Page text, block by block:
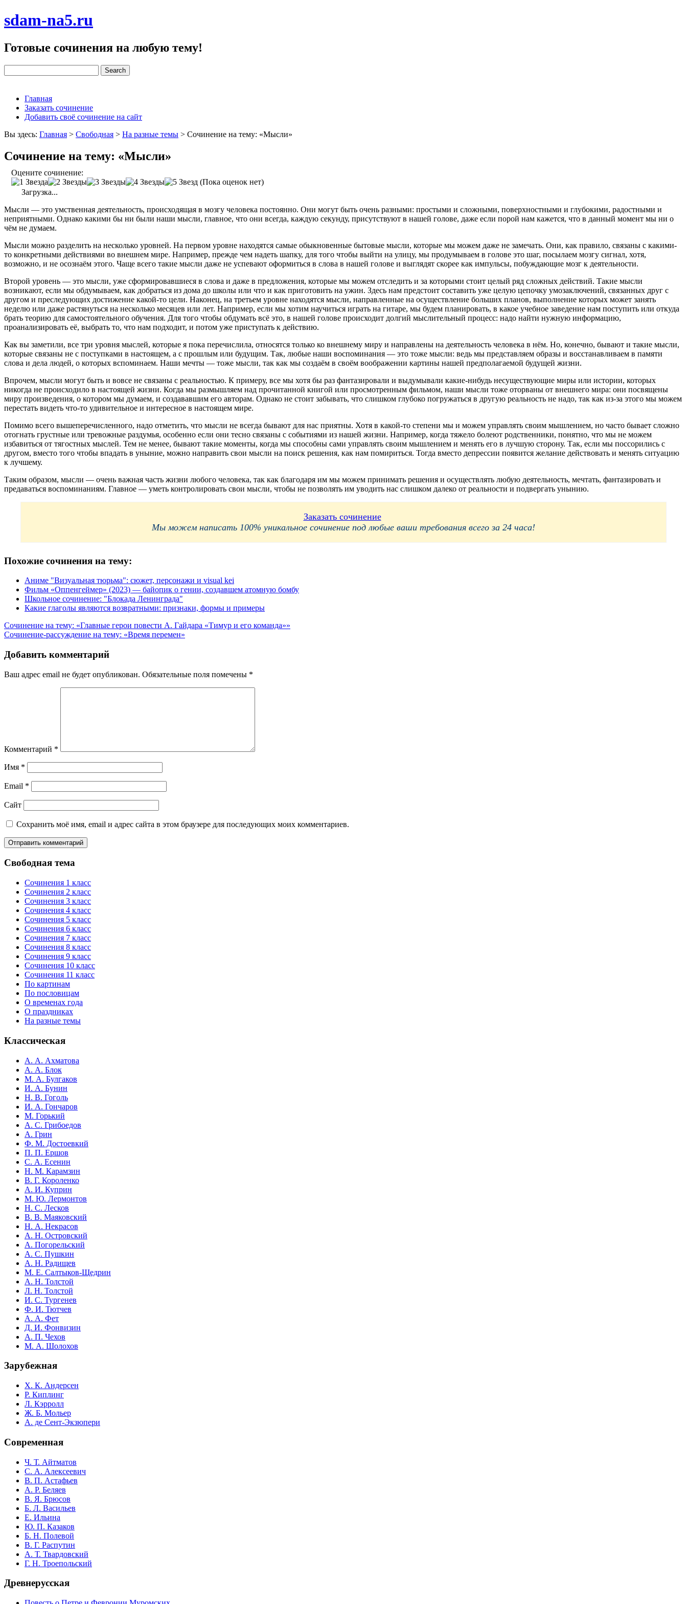
sdam-na5.ru
Готовые сочинения на любую тему!
Главная
Заказать сочинение
Добавить своё сочинение на сайт
Вы здесь: Главная > Свободная > На разные темы > Сочинение на тему: «Мысли»
Сочинение на тему: «Мысли»
Оцените сочинение:
(Пока оценок нет)
Загрузка...
Мысли — это умственная деятельность, происходящая в мозгу человека постоянно. Они могут быть очень разными: простыми и сложными, поверхностными и глубокими, радостными и
неприятными. Однако какими бы ни были наши мысли, главное, что они всегда, каждую секунду, присутствуют в нашей голове, даже если порой нам кажется, что в данный момент мы ни о
чём не думаем.
Мысли можно разделить на несколько уровней. На первом уровне находятся самые обыкновенные бытовые мысли, которые мы можем даже не замечать. Они, как правило, связаны с какими-
то конкретными действиями во внешнем мире. Например, прежде чем надеть шапку, для того чтобы выйти на улицу, мы продумываем в голове это шаг, посылаем мозгу сигнал, хотя,
возможно, и не осознаём этого. Чаще всего такие мысли даже не успевают оформиться в слова в нашей голове и выглядят скорее как импульсы, побуждающие мозг к деятельности.
Второй уровень — это мысли, уже сформировавшиеся в слова и даже в предложения, которые мы можем отследить и за которыми стоит целый ряд сложных действий. Такие мысли
возникают, если мы обдумываем, как добраться из дома до школы или что и как приготовить на ужин. Здесь нам предстоит составить уже целую цепочку умозаключений, связанных друг с
другом и преследующих достижение какой-то цели. Наконец, на третьем уровне находятся мысли, направленные на осуществление больших планов, выполнение которых может занять
неделю или даже растянуться на несколько месяцев или лет. Например, если мы хотим научиться играть на гитаре, мы будем планировать, в какое учебное заведение нам поступить или откуда
брать теорию для самостоятельного обучения. Для того чтобы обдумать всё это, в нашей голове происходит долгий мыслительный процесс: надо найти нужную информацию,
проанализировать её, выбрать то, что нам подходит, и потом уже приступать к действию.
Как вы заметили, все три уровня мыслей, которые я пока перечислила, относятся только ко внешнему миру и направлены на деятельность человека в нём. Но, конечно, бывают и такие мысли,
которые связаны не с поступками в настоящем, а с прошлым или будущим. Так, любые наши воспоминания — это тоже мысли: ведь мы представляем образы и восстанавливаем в памяти
слова и дела людей, о которых вспоминаем. Наши мечты — тоже мысли, так как мы создаём в своём воображении картины нашей предполагаемой будущей жизни.
Впрочем, мысли могут быть и вовсе не связаны с реальностью. К примеру, все мы хотя бы раз фантазировали и выдумывали какие-нибудь несуществующие миры или истории, которых
никогда не происходило в настоящей жизни. Когда мы размышляем над прочитанной книгой или просмотренным фильмом, наши мысли тоже оторваны от внешнего мира: они посвящены
миру произведения, о котором мы думаем, и создававшим его авторам. Однако не стоит забывать, что слишком глубоко погружаться в другую реальность не надо, так как из-за этого мы можем
перестать видеть что-то удивительное и интересное в настоящем мире.
Помимо всего вышеперечисленного, надо отметить, что мысли не всегда бывают для нас приятны. Хотя в какой-то степени мы и можем управлять своим мышлением, но часто бывает сложно
отогнать грустные или тревожные раздумья, особенно если они тесно связаны с событиями из нашей жизни. Например, когда тяжело болеют родственники, понятно, что мы не можем
избавиться от тягостных мыслей. Тем не менее, бывают такие моменты, когда мы способны сами управлять своим мышлением и менять его в лучшую сторону. Так, если мы поссорились с
другом, вместо того чтобы впадать в уныние, можно направить свои мысли на поиск решения, как нам помириться. Тогда вместо депрессии появится желание действовать и менять ситуацию
к лучшему.
Таким образом, мысли — очень важная часть жизни любого человека, так как благодаря им мы можем принимать решения и осуществлять любую деятельность, мечтать, фантазировать и
предаваться воспоминаниям. Главное — уметь контролировать свои мысли, чтобы не позволять им уводить нас слишком далеко от реальности и подвергать унынию.
Заказать сочинение
Мы можем написать 100% уникальное сочинение под любые ваши требования всего за 24 часа!
Похожие сочинения на тему:
Аниме "Визуальная тюрьма": сюжет, персонажи и visual kei
Фильм «Оппенгеймер» (2023) — байопик о гении, создавшем атомную бомбу
Школьное сочинение: "Блокада Ленинграда"
Какие глаголы являются возвратными: признаки, формы и примеры
Навигация
по
записям
Сочинение на тему: «Главные герои повести А. Гайдара «Тимур и его команда»»
Сочинение-рассуждение на тему: «Время перемен»
Добавить комментарий
Ваш адрес email не будет опубликован. Обязательные поля помечены *
Комментарий *
Имя *
Email *
Сайт
Сохранить моё имя, email и адрес сайта в этом браузере для последующих моих комментариев.
Свободная тема
Сочинения 1 класс
Сочинения 2 класс
Сочинения 3 класс
Сочинения 4 класс
Сочинения 5 класс
Сочинения 6 класс
Сочинения 7 класс
Сочинения 8 класс
Сочинения 9 класс
Сочинения 10 класс
Сочинения 11 класс
По картинам
По пословицам
О временах года
О праздниках
На разные темы
Классическая
А. А. Ахматова
А. А. Блок
М. А. Булгаков
И. А. Бунин
Н. В. Гоголь
И. А. Гончаров
М. Горький
А. С. Грибоедов
А. Грин
Ф. М. Достоевкий
П. П. Ершов
С. А. Есенин
Н. М. Карамзин
В. Г. Короленко
А. И. Куприн
М. Ю. Лермонтов
Н. С. Лесков
В. В. Маяковский
Н. А. Некрасов
А. Н. Островский
А. Погорельский
А. С. Пушкин
А. Н. Радищев
М. Е. Салтыков-Щедрин
А. Н. Толстой
Л. Н. Толстой
И. С. Тургенев
Ф. И. Тютчев
А. А. Фет
Д. И. Фонвизин
А. П. Чехов
М. А. Шолохов
Зарубежная
Х. К. Андерсен
Р. Киплинг
Л. Кэрролл
Ж. Б. Мольер
А. де Сент-Экзюпери
Современная
Ч. Т. Айтматов
С. А. Алексеевич
В. П. Астафьев
А. Р. Беляев
В. Я. Брюсов
Б. Л. Васильев
Е. Ильина
Ю. П. Казаков
Б. Н. Полевой
В. Г. Распутин
А. Т. Твардовский
Г. Н. Троепольский
Древнерусская